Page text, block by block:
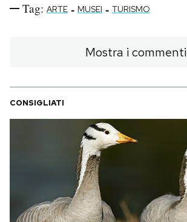
Tag: ARTE - MUSEI - TURISMO
Mostra i commenti
CONSIGLIATI